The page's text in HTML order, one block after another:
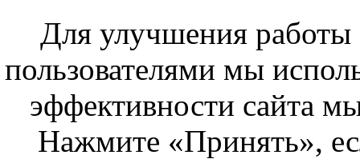
Для улучшения работы
пользователями мы
эффективности сайта
Нажмите «Принять»,